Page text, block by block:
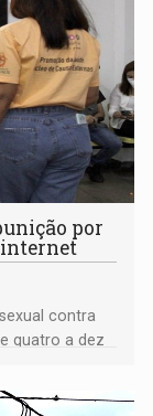
por
internet
contra
quatro a dez